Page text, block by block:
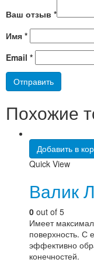
Ваш отзыв *
Имя *
Email *
Похожие
Добавить в
Quick View
Валик
0 out of 5
Имеет
поверхность. С
эффективно
конечностей.